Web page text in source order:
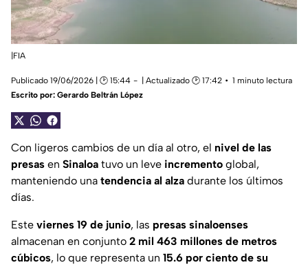
|FIA
Publicado 19/06/2026 | 🕑 15:44 | Actualizado 🕑 17:42
1 minuto lectura
Escrito por: Gerardo Beltrán López
Con ligeros cambios de un día al otro, el nivel de las
presas en Sinaloa tuvo un leve incremento global,
manteniendo una tendencia al alza durante los últimos
días.
Este viernes 19 de junio, las presas sinaloenses
almacenan en conjunto 2 mil 463 millones de metros
cúbicos, lo que representa un 15.6 por ciento de su